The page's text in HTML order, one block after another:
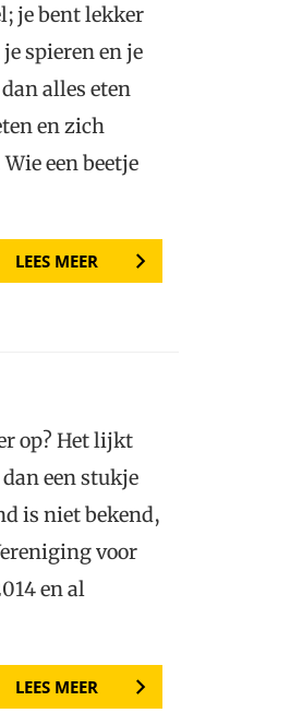
je bent lekker
spieren en je
alles eten
en zich
een beetje
LEES MEER
op? Het lijkt
een stukje
is niet bekend,
voor
en al
LEES MEER